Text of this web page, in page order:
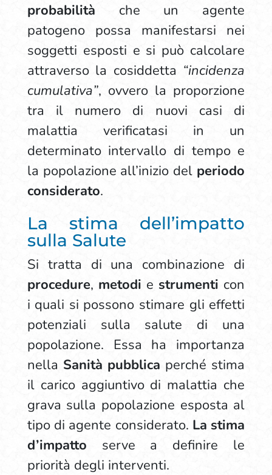
probabilità che un agente
patogeno possa manifestarsi nei
soggetti esposti e si può calcolare
attraverso la cosiddetta “incidenza
cumulativa”, ovvero la proporzione
tra il numero di nuovi casi di
malattia verificatasi in un
determinato intervallo di tempo e
la popolazione all’inizio del periodo
considerato.
La stima dell’impatto
sulla Salute
Si tratta di una combinazione di
procedure, metodi e strumenti con
i quali si possono stimare gli effetti
potenziali sulla salute di una
popolazione. Essa ha importanza
nella Sanità pubblica perché stima
il carico aggiuntivo di malattia che
grava sulla popolazione esposta al
tipo di agente considerato. La stima
d’impatto serve a definire le
priorità degli interventi.